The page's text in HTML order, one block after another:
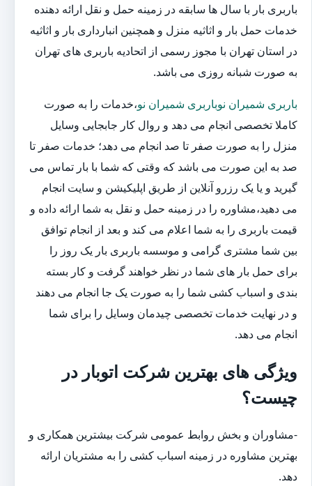
باربری بار با سال ها سابقه در زمینه حمل و نقل ارائه دهنده
خدمات حمل بار و اثاثیه منزل و همچنین انبارداری بار و اثاثیه
در استان تهران با مجوز رسمی از اتحادیه باربری های تهران
به صورت شبانه روزی می باشد.
باربری شمیران نوباربری شمیران نو،خدمات را به صورت
کاملا تخصصی انجام می دهد و روال کار جابجایی وسایل
منزل را به صورت صفر تا صد انجام می دهد؛ خدمات صفر تا
صد به این صورت می باشد که وقتی که شما با بار تماس می
گیرید و یا یک رزرو آنلاین از طریق اپلیکیشن و سایت انجام
می دهید،مشاوره را در زمینه حمل و نقل به شما ارائه داده و
قیمت باربری را به شما اعلام می کند و بعد از انجام توافق
بین شما مشتری گرامی و موسسه باربری بار یک روز را
برای حمل بار های شما در نظر خواهند گرفت و کار بسته
بندی و اسباب کشی شما را به صورت یک جا انجام می دهند
و در نهایت خدمات تخصصی چیدمان وسایل را برای شما
انجام می دهد.
ویژگی های بهترین شرکت اتوبار در
چیست؟
-مشاوران و بخش روابط عمومی شرکت بیشترین همکاری و
بهترین مشاوره در زمینه اسباب کشی را به مشتریان ارائه
دهد.